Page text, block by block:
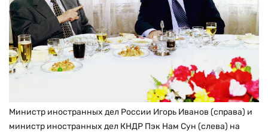
Министр иностранных дел России Игорь Иванов (справа) и
министр иностранных дел КНДР Пэк Нам Сун (слева) на